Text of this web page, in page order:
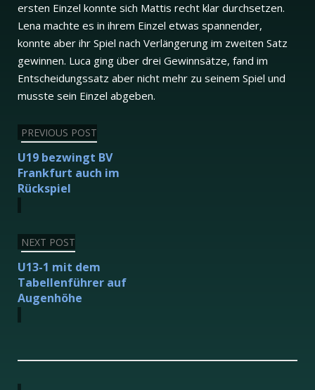
ersten Einzel konnte sich Mattis recht klar durchsetzen.
Lena machte es in ihrem Einzel etwas spannender,
konnte aber ihr Spiel nach Verlängerung im zweiten Satz
gewinnen. Luca ging über drei Gewinnsätze, fand im
Entscheidungssatz aber nicht mehr zu seinem Spiel und
musste sein Einzel abgeben.
Beitragsnavigation
PREVIOUS POST
U19 bezwingt BV
Frankfurt auch im
Rückspiel
NEXT POST
U13-1 mit dem
Tabellenführer auf
Augenhöhe